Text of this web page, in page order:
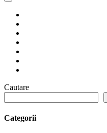
Cautare
Categorii